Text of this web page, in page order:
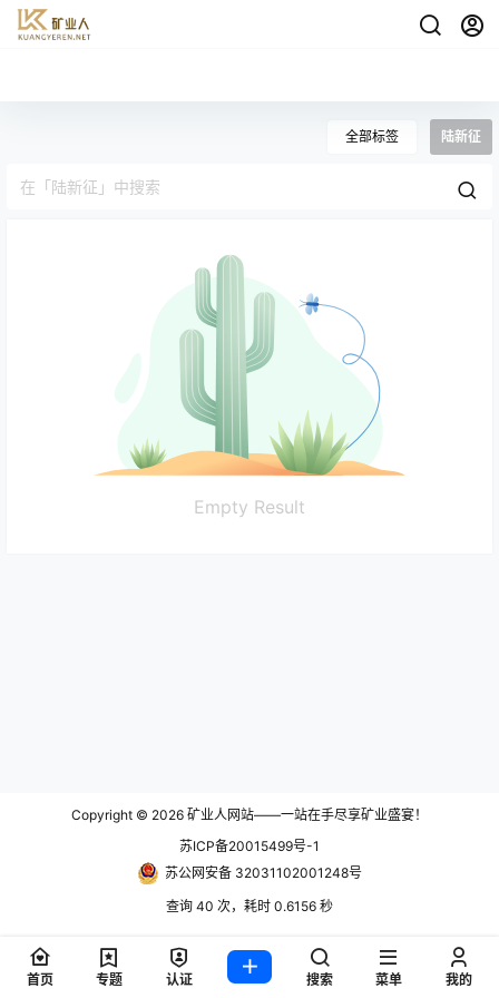
全部标签 陆新征
Empty Result
Copyright © 2026 矿业人网站——一站在手尽享矿业盛宴！
苏ICP备20015499号-1
苏公网安备 32031102001248号
查询 40 次，耗时 0.6156 秒
首页 专题 认证 搜索 菜单 我的